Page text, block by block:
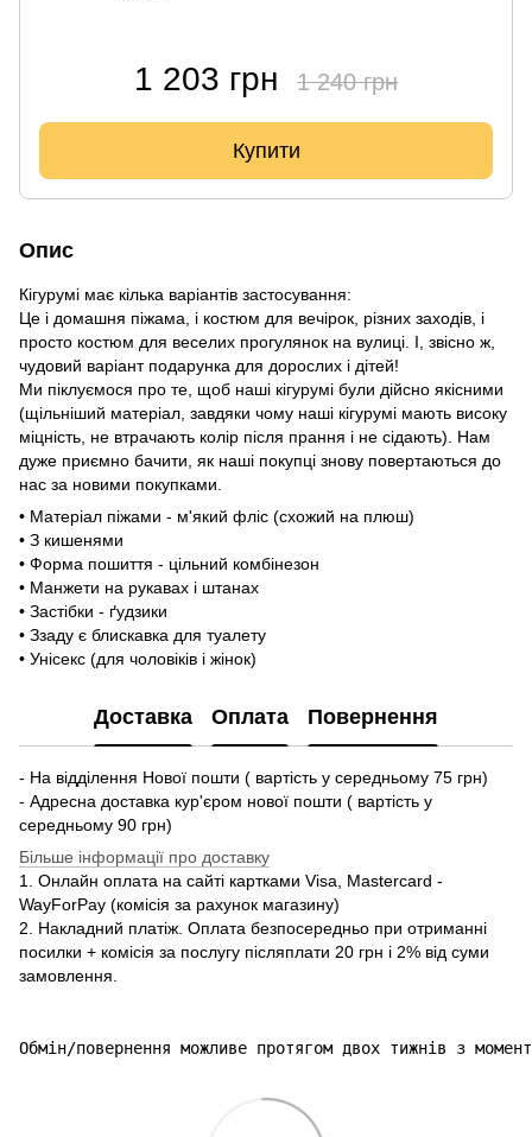
1 203 грн 1 240 грн
Купити
Опис
Кігурумі має кілька варіантів застосування:
Це і домашня піжама, і костюм для вечірок, різних заходів, і
просто костюм для веселих прогулянок на вулиці. І, звісно ж,
чудовий варіант подарунка для дорослих і дітей!
Ми піклуємося про те, щоб наші кігурумі були дійсно якісними
(щільніший матеріал, завдяки чому наші кігурумі мають високу
міцність, не втрачають колір після прання і не сідають). Нам
дуже приємно бачити, як наші покупці знову повертаються до
нас за новими покупками.
• Матеріал піжами - м'який фліс (схожий на плюш)
• З кишенями
• Форма пошиття - цільний комбінезон
• Манжети на рукавах і штанах
• Застібки - ґудзики
• Ззаду є блискавка для туалету
• Унісекс (для чоловіків і жінок)
Доставка Оплата Повернення
- На відділення Нової пошти ( вартість у середньому 75 грн)
- Адресна доставка кур'єром нової пошти ( вартість у
середньому 90 грн)
Більше інформації про доставку
1. Онлайн оплата на сайті картками Visa, Mastercard -
WayForPay (комісія за рахунок магазину)
2. Накладний платіж. Оплата безпосередньо при отриманні
посилки + комісія за послугу післяплати 20 грн і 2% від суми
замовлення.
Обмін/повернення можливе протягом двох тижнів з